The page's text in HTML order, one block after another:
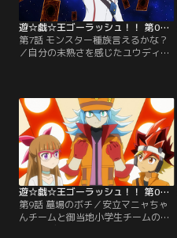
遊☆戯☆王ゴーラッシュ！！ 第07話
第7話 モンスター種族言えるかな？
／自分の未熟さを感じたユウディア
を鍛える遊飛。次々と問題を解いて
いくユウディアス。一見、順調そう
に見えた特訓だったが、特訓メカが
暴走しはじめ…。【提供：バンダイ
チャンネル】
遊☆戯☆王ゴーラッシュ！！ 第09話
第9話 墓場のボチ／安立マニャちゃ
んチームと御当地小学生チームのラ
ッシュデュエル対決、第2戦の対戦